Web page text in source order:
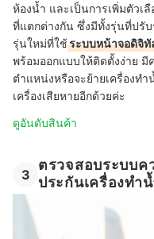
ห้องน้ำ และเป็นการเพิ่มตัว
ที่แตกต่างกัน ซึ่งมีทั้งรุ่นที่ปรั
รุ่นใหม่ที่ใช้ระบบหน้าจอดิจิทั
พร้อมออกแบบให้ติดตั้งง่าย มี
ตำแหน่งหรือจะย้ายเครื่องท
เครื่องเสียหายอีกด้วยค่ะ
ดูอันดับสินค้า
3
ตรวจสอบระบบค
ประกันเครื่องทำ